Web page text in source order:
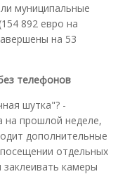
муниципальные
892 евро на
на 53
телефонов
шутка"? -
на прошлой неделе,
дополнительные
отдельных
камеры